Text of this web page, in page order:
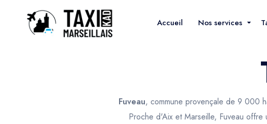
Accueil Nos services
Fuveau, commune provençale de 9 000
Proche d'Aix et Marseille, Fuveau offre